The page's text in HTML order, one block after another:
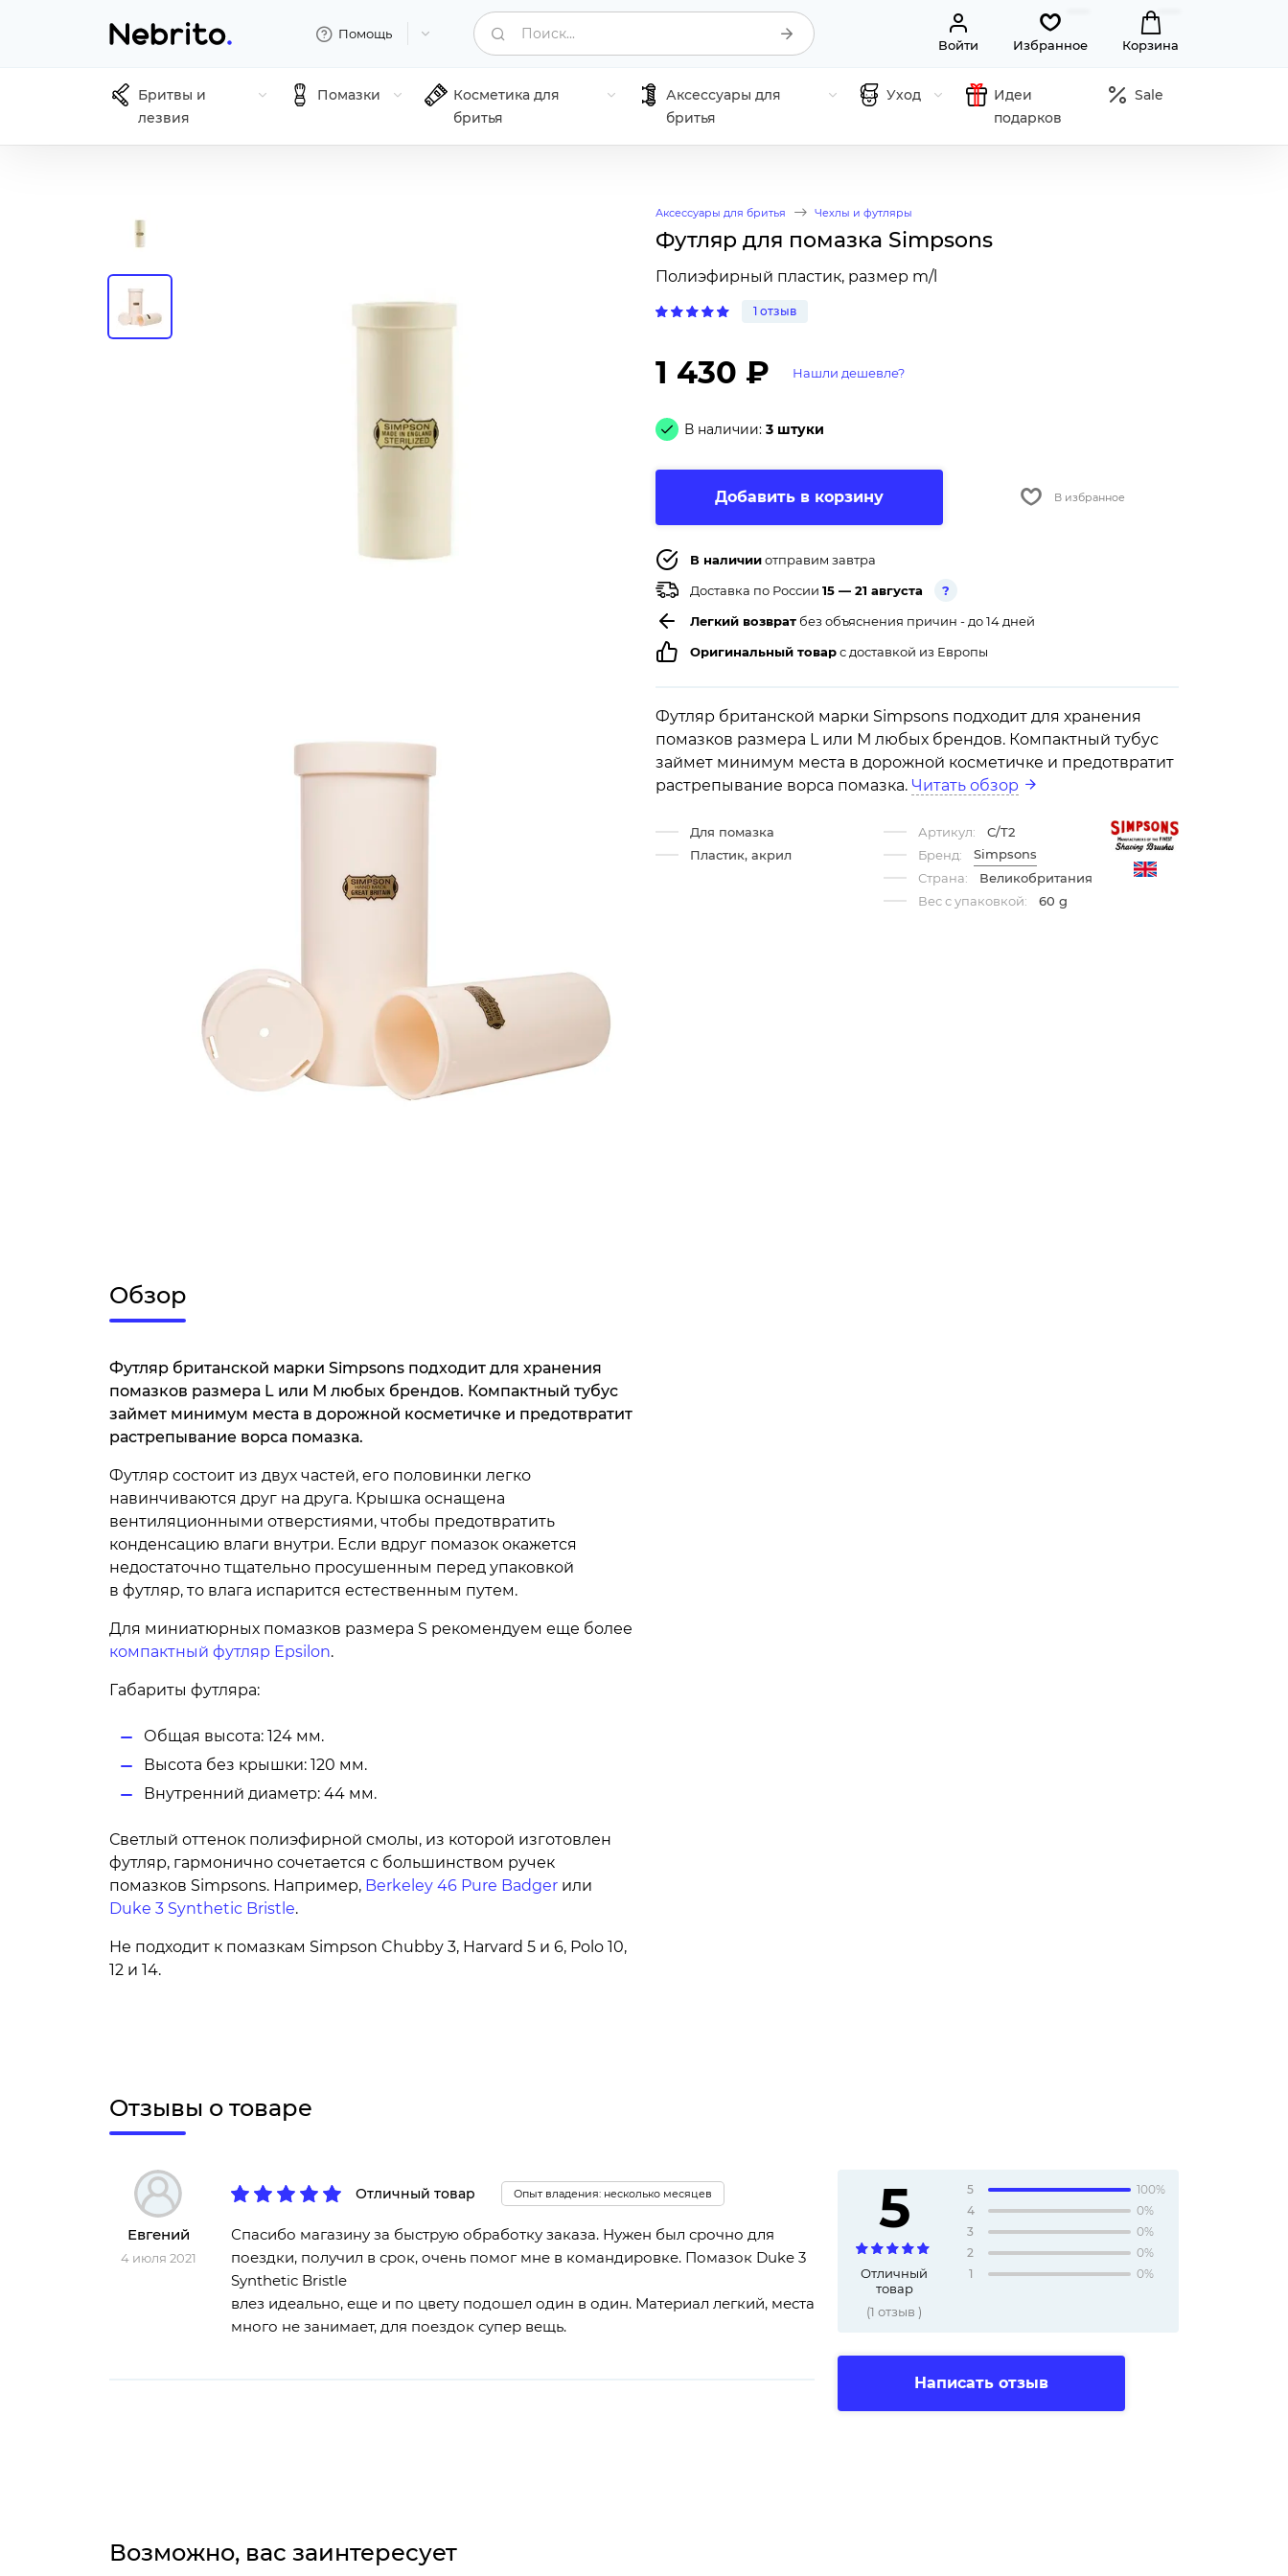
Помощь Поиск...
Войти Избранное Корзина
Бритвы и
лезвия
Помазки
Косметика для
бритья
Аксессуары для
бритья
Уход
Идеи
подарков
Sale
Аксессуары для бритья Чехлы и футляры
Футляр для помазка Simpsons
Полиэфирный пластик, размер m/l
1 отзыв
1 430 ₽ Нашли дешевле?
В наличии: 3 штуки
Добавить в корзину В избранное
В наличииотправим завтра
Доставка по России 15 — 21 августа
?
Легкий возврат без объяснения причин - до 14 дней
Оригинальный товарс доставкой из Европы
Футляр британской марки Simpsons подходит для хранения
помазков размера L или М любых брендов. Компактный тубус
займет минимум места в дорожной косметичке и предотвратит
растрепывание ворса помазка. Читать обзор
Для помазка
Пластик, акрил
Артикул:
C/T2
Бренд:
Simpsons
Страна:
Великобритания
Вес с упаковкой:
60 g
Обзор
Футляр британской марки Simpsons подходит для хранения
помазков размера L или М любых брендов. Компактный тубус
займет минимум места в дорожной косметичке и предотвратит
растрепывание ворса помазка.
Футляр состоит из двух частей, его половинки легко
навинчиваются друг на друга. Крышка оснащена
вентиляционными отверстиями, чтобы предотвратить
конденсацию влаги внутри. Если вдруг помазок окажется
недостаточно тщательно просушенным перед упаковкой
в футляр, то влага испарится естественным путем.
Для миниатюрных помазков размера S рекомендуем еще более
компактный футляр Epsilon.
Габариты футляра:
Общая высота: 124 мм.
Высота без крышки: 120 мм.
Внутренний диаметр: 44 мм.
Светлый оттенок полиэфирной смолы, из которой изготовлен
футляр, гармонично сочетается с большинством ручек
помазков Simpsons. Например, Berkeley 46 Pure Badger или
Duke 3 Synthetic Bristle.
Не подходит к помазкам Simpson Chubby 3, Harvard 5 и 6, Polo 10,
12 и 14.
Отзывы о товаре
Евгений
4 июля 2021
Отличный товар Опыт владения: несколько месяцев
Спасибо магазину за быструю обработку заказа. Нужен был срочно для
поездки, получил в срок, очень помог мне в командировке. Помазок Duke 3
Synthetic Bristle
влез идеально, еще и по цвету подошел один в один. Материал легкий, места
много не занимает, для поездок супер вещь.
5
Отличный
товар
(1 отзыв)
5
100%
4
0%
3
0%
2
0%
1
0%
Написать отзыв
Возможно, вас заинтересует